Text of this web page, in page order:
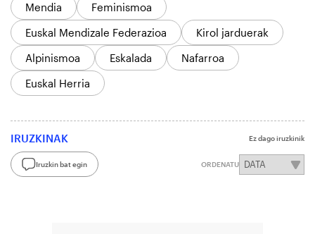
Mendia
Feminismoa
Euskal Mendizale Federazioa
Kirol jarduerak
Alpinismoa
Eskalada
Nafarroa
Euskal Herria
IRUZKINAK Ez dago iruzkinik
Iruzkin bat egin ORDENATU